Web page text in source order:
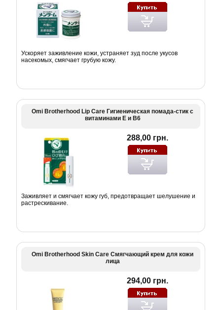
Ускоряет заживление кожи, устраняет зуд после укусов
насекомых, смягчает грубую кожу.
Omi Brotherhood Lip Care Гигиеническая помада-стик с
витаминами Е и В6
288,00 грн.
Заживляет и смягчает кожу губ, предотвращает шелушение и
растрескивание.
Omi Brotherhood Skin Care Смягчающий крем для кожи
лица
294,00 грн.